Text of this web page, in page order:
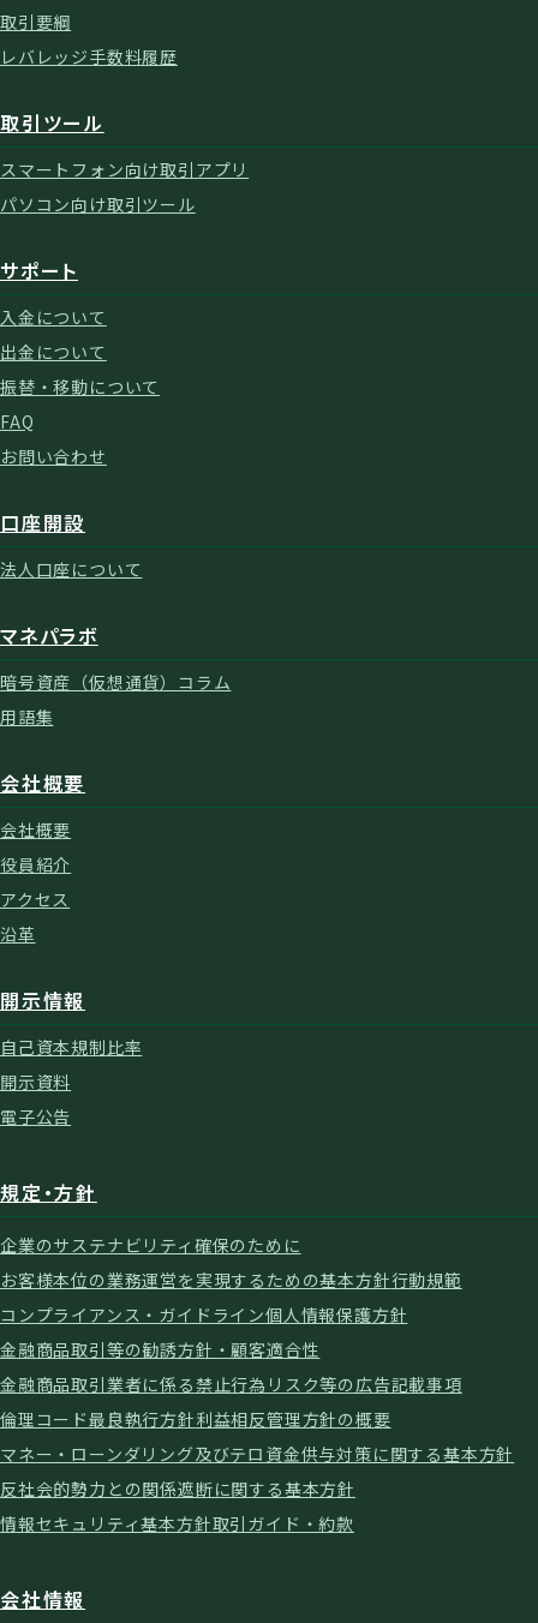
取引要綱
レバレッジ手数料履歴
取引ツール
スマートフォン向け取引アプリ
パソコン向け取引ツール
サポート
入金について
出金について
振替・移動について
FAQ
お問い合わせ
口座開設
法人口座について
マネパラボ
暗号資産（仮想通貨）コラム
用語集
会社概要
会社概要
役員紹介
アクセス
沿革
開示情報
自己資本規制比率
開示資料
電子公告
規定・方針
企業のサステナビリティ確保のために
お客様本位の業務運営を実現するための基本方針行動規範
コンプライアンス・ガイドライン個人情報保護方針
金融商品取引等の勧誘方針・顧客適合性
金融商品取引業者に係る禁止行為 リスク等の広告記載事項
倫理コード最良執行方針利益相反管理方針の概要
マネー・ローンダリング及びテロ資金供与対策に関する基本方針
反社会的勢力との関係遮断に関する基本方針
情報セキュリティ基本方針取引ガイド・約款
会社情報